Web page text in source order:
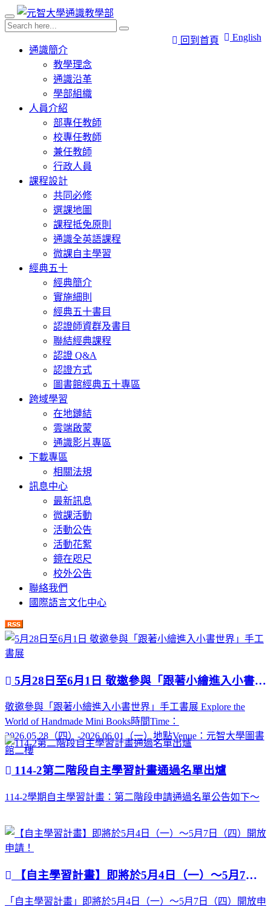
English
回到首頁
通識簡介
教學理念
通識沿革
學部組織
人員介紹
部專任教師
校專任教師
兼任教師
行政人員
課程設計
共同必修
選課地圖
課程抵免原則
通識全英語課程
微課自主學習
經典五十
經典簡介
實施細則
經典五十書目
認證師資群及書目
聯結經典課程
認證 Q&A
認證方式
圖書館經典五十專區
跨域學習
在地鏈結
雲端啟蒙
通識影片專區
下載專區
相關法規
訊息中心
最新訊息
微課活動
活動公告
活動花絮
鏡在咫尺
校外公告
聯絡我們
國際語言文化中心
5月28日至6月1日 敬邀參與「跟著小繪進入小書世界」手工書展
敬邀參與「跟著小繪進入小書世界」手工書展 Explore the
World of Handmade Mini Books時間Time：
2026.05.28（四）-2026.06.01（一）地點Venue：元智大學圖書
館二樓
114-2第二階段自主學習計畫通過名單出爐
114-2學期自主學習計畫：第二階段申請通過名單公告如下～
【自主學習計畫】即將於5月4日（一）～5月7日（四）開放申請！
「自主學習計畫」即將於5月4日（一）～5月7日（四）開放申